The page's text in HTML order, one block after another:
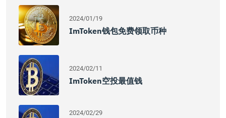
2024/01/19
ImToken钱包免费领取币种
2024/02/11
ImToken空投最值钱
2024/02/29